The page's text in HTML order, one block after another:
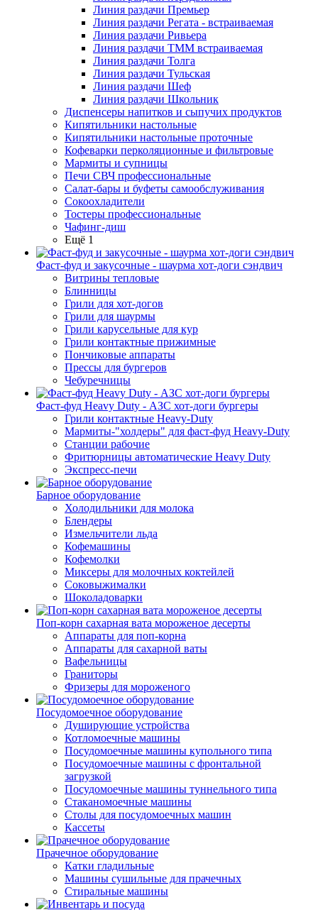
Линия раздачи Премьер
Линия раздачи Регата - встраиваемая
Линия раздачи Ривьера
Линия раздачи ТММ встраиваемая
Линия раздачи Толга
Линия раздачи Тульская
Линия раздачи Шеф
Линия раздачи Школьник
Диспенсеры напитков и сыпучих продуктов
Кипятильники настольные
Кипятильники настольные проточные
Кофеварки перколяционные и фильтровые
Мармиты и супницы
Печи СВЧ профессиональные
Салат-бары и буфеты самообслуживания
Сокоохладители
Тостеры профессиональные
Чафинг-диш
Ещё 1
Фаст-фуд и закусочные - шаурма хот-доги сэндвич
Витрины тепловые
Блинницы
Грили для хот-догов
Грили для шаурмы
Грили карусельные для кур
Грили контактные прижимные
Пончиковые аппараты
Прессы для бургеров
Чебуречницы
Фаст-фуд Heavy Duty - АЗС хот-доги бургеры
Грили контактные Heavy-Duty
Мармиты-"холдеры" для фаст-фуд Heavy-Duty
Станции рабочие
Фритюрницы автоматические Heavy Duty
Экспресс-печи
Барное оборудование
Холодильники для молока
Блендеры
Измельчители льда
Кофемашины
Кофемолки
Миксеры для молочных коктейлей
Соковыжималки
Шоколадоварки
Поп-корн сахарная вата мороженое десерты
Аппараты для поп-корна
Аппараты для сахарной ваты
Вафельницы
Граниторы
Фризеры для мороженого
Посудомоечное оборудование
Душирующие устройства
Котломоечные машины
Посудомоечные машины купольного типа
Посудомоечные машины с фронтальной
загрузкой
Посудомоечные машины туннельного типа
Стаканомоечные машины
Столы для посудомоечных машин
Кассеты
Прачечное оборудование
Катки гладильные
Машины сушильные для прачечных
Стиральные машины